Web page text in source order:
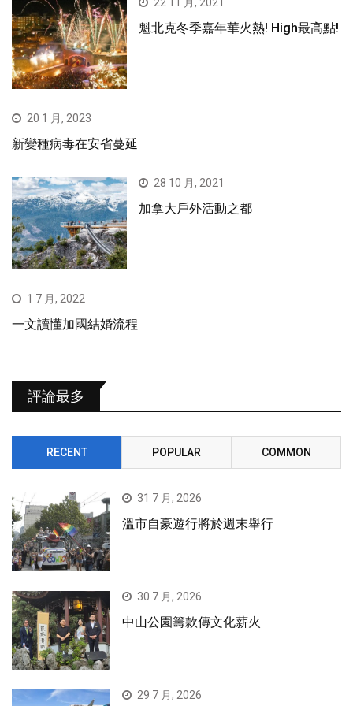
魁北克冬季嘉年華火熱! High最高點!
20 1 月, 2023
新變種病毒在安省蔓延
28 10 月, 2021
加拿大戶外活動之都
1 7 月, 2022
一文讀懂加國結婚流程
評論最多
RECENT POPULAR COMMON
31 7 月, 2026
溫市自豪遊行將於週末舉行
30 7 月, 2026
中山公園籌款傳文化薪火
29 7 月, 2026